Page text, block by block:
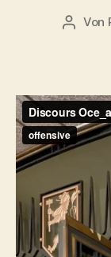
Von